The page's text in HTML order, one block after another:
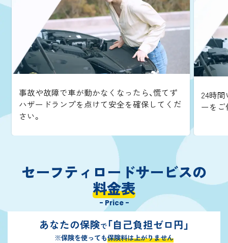
事故や故障で車が動かなくなったら、慌てず
ハザードランプを点けて安全を確保してくだ
さい。
24時間
ーをご
セーフティロードサービスの
料金表
- Price -
あなたの保険で「自己負担ゼロ円」
※保険を使っても保険料は上がりません